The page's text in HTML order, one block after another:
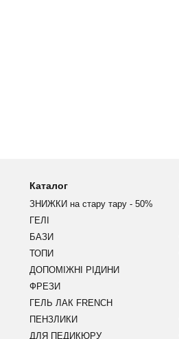
Каталог
ЗНИЖКИ на стару тару - 50%
ГЕЛІ
БАЗИ
ТОПИ
ДОПОМІЖНІ РІДИНИ
ФРЕЗИ
ГЕЛЬ ЛАК FRENCH
ПЕНЗЛИКИ
ДЛЯ ПЕДИКЮРУ